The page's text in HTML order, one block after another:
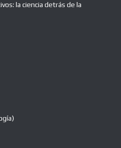
la ciencia detrás de la